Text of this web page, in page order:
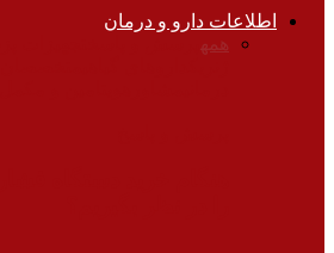
اطلاعات دارو و درمان
همه